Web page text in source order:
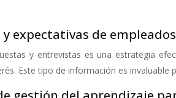
y expectativas de empleados
y entrevistas es una estrategia
Este tipo de información es